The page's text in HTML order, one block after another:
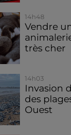
14h48
Vendre
très cher
14h03
Invasion
des
Ouest